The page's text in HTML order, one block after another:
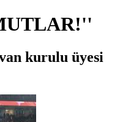
kurulu üyesi